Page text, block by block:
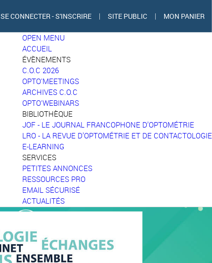
MON PANIER
|
SITE PUBLIC
|
SE CONNECTER - S'INSCRIRE
OPEN MENU
ACCUEIL
ÉVÈNEMENTS
C.O.C 2026
OPTO'MEETINGS
ARCHIVES C.O.C
OPTO'WEBINARS
BIBLIOTHÈQUE
JOF - LE JOURNAL FRANCOPHONE D’OPTOMÉTRIE
LRO - LA REVUE D’OPTOMÉTRIE ET DE CONTACTOLOGIE
E-LEARNING
SERVICES
PETITES ANNONCES
RESSOURCES PRO
EMAIL SÉCURISÉ
ACTUALITÉS